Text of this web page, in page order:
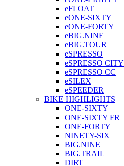
eFLOAT
eONE-SIXTY
eONE-FORTY
eBIG.NINE
eBIG.TOUR
eSPRESSO
eSPRESSO CITY
eSPRESSO CC
eSILEX
eSPEEDER
BIKE HIGHLIGHTS
ONE-SIXTY
ONE-SIXTY FR
ONE-FORTY
NINETY-SIX
BIG.NINE
BIG.TRAIL
DIRT